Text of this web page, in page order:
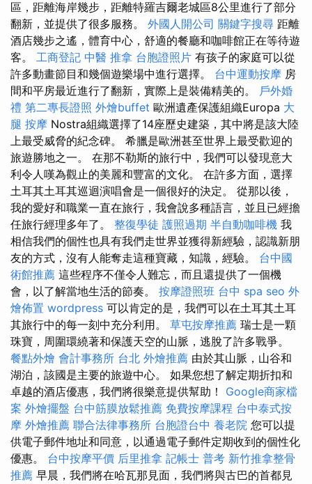
區，距離海岸幾步，距離特羅吉爾老城區8公里進行了部分
翻新，並提供了很多服務。 外國人開公司 關鍵字搜尋 距離
酒店幾步之遙，體育中心，舒適的餐廳和咖啡館正在等待遊
客。 工商登記 中醫 推拿 台胞證照片 有孩子的家庭可以從
許多動畫節目和幾個遊樂場中進行選擇。 台中運動按摩 房
間和平房最近進行了翻新，實際上是裝備精美的。 戶外婚
禮 第二專長證照 外燴buffet 歐洲遺產保護組織Europa 大
腿 按摩 Nostra組織選擇了14座歷史建築，其中將是該大陸
上最受威脅的紀念碑。 希臘是歐洲甚至世界上最受歡迎的
旅遊勝地之一。 在那不勒斯的旅行中，我們可以發現意大
利令人嘆為觀止的美麗和豐富的文化。 在許多方面，選擇
土耳其土耳其巡迴演唱會是一個很好的決定。 從那以後，
我的愛好和職業一直在旅行，我會說多種語言，並且已經擔
任旅行經理多年了。 整復學徒 護照過期 半自動咖啡機 我
相信我們的個性也具有我們走世界並獲得新經驗，認識新朋
友的方式，沒有人能奪走這種寶藏，知識，經驗。 台中國
術館推薦 這些程序不僅令人難忘，而且還提供了一個機
會，以了解當地生活的節奏。 按摩證照班 台中 spa seo 外
燴佈置 wordpress 可以肯定的是，我們可以在土耳其土耳
其旅行中的每一刻中充分利用。 草屯按摩推薦 瑞士是一顆
珠寶，周圍環繞著和保護天空的山脈，逃脫了許多戰爭。
餐點外燴 會計事務所 台北 外燴推薦 由於其山脈，山谷和
湖泊，該國是主要的旅遊中心。 如果您想了解定期折扣和
卓越的酒店優惠，我們將很樂意提供幫助！ Google商家檔
案 外燴擺盤 台中筋膜放鬆推薦 免費按摩課程 台中泰式按
摩 外燴推薦 聯合法律事務所 台胞證台中 養老院 您可以提
供電子郵件地址和同意，以通過電子郵件定期收到的個性化
優惠。 台中按摩平價 后里推拿 記帳士 普考 新竹推拿整骨
推薦 早晨，我們將在哈瓦那見面，我們將與古巴的首都見